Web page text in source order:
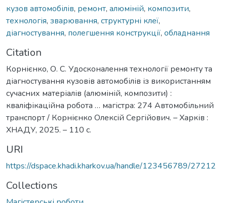
кузов автомобілів, ремонт, алюміній, композити,
технологія, зварювання, структурні клеї,
діагностування, полегшення конструкції, обладнання
Citation
Корнієнко, О. С. Удосконалення технології ремонту та
діагностування кузовів автомобілів із використанням
сучасних матеріалів (алюміній, композити) :
кваліфікаційна робота … магістра: 274 Автомобільний
транспорт / Корнієнко Олексій Сергійович. – Харків :
ХНАДУ, 2025. – 110 с.
URI
https://dspace.khadi.kharkov.ua/handle/123456789/27212
Collections